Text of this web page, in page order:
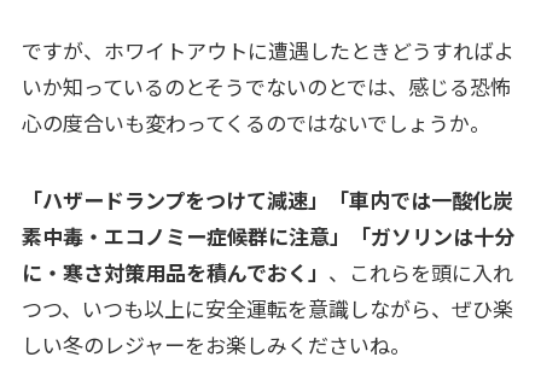
ですが、ホワイトアウトに遭遇したときどうすればよ
いか知っているのとそうでないのとでは、感じる恐怖
心の度合いも変わってくるのではないでしょうか。
「ハザードランプをつけて減速」「車内では一酸化炭
素中毒・エコノミー症候群に注意」「ガソリンは十分
に・寒さ対策用品を積んでおく」 、これらを頭に入れ
つつ、いつも以上に安全運転を意識しながら、ぜひ楽
しい冬のレジャーをお楽しみくださいね。